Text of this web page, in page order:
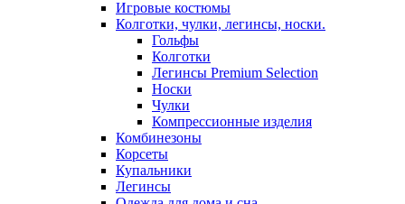
Игровые костюмы
Колготки, чулки, легинсы, носки.
Гольфы
Колготки
Легинсы Premium Selection
Носки
Чулки
Компрессионные изделия
Комбинезоны
Корсеты
Купальники
Легинсы